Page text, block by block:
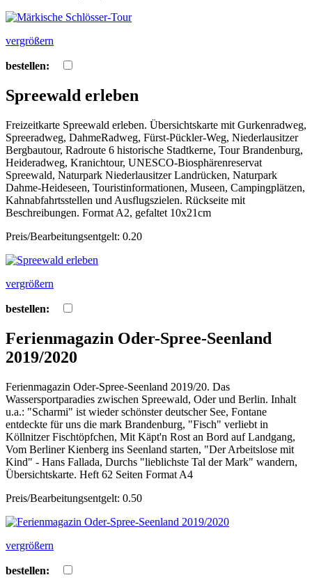
vergrößern
bestellen:
Spreewald erleben
Freizeitkarte Spreewald erleben. Übersichtskarte mit Gurkenradweg,
Spreeradweg, DahmeRadweg, Fürst-Pückler-Weg, Niederlausitzer
Bergbautour, Radroute 6 historische Stadtkerne, Tour Brandenburg,
Heideradweg, Kranichtour, UNESCO-Biosphärenreservat
Spreewald, Naturpark Niederlausitzer Landrücken, Naturpark
Dahme-Heideseen, Touristinformationen, Museen, Campingplätzen,
Kahnabfahrtsstellen und Ausflugszielen. Rückseite mit
Beschreibungen. Format A2, gefaltet 10x21cm
Preis/Bearbeitungsentgelt: 0.20
vergrößern
bestellen:
Ferienmagazin Oder-Spree-Seenland
2019/2020
Ferienmagazin Oder-Spree-Seenland 2019/20. Das
Wassersportparadies zwischen Spreewald, Oder und Berlin. Inhalt
u.a.: "Scharmi" ist wieder schönster deutscher See, Fontane
entdeckte für uns die mark Brandenburg, "Fisch" verliebt in
Köllnitzer Fischtöpfchen, Mit Käpt'n Rost an Bord auf Landgang,
Vom Berliner Kienberg ins Seenland starten, "Der Arbeitslose mit
Kind" - Hans Fallada, Durchs "lieblichste Tal der Mark" wandern,
Übersichtskarte. Heft 62 Seiten Format A4
Preis/Bearbeitungsentgelt: 0.50
vergrößern
bestellen: